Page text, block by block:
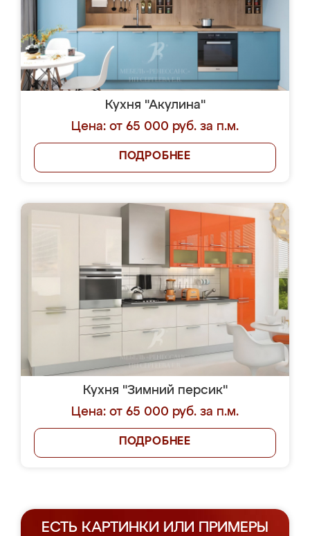
Кухня "Акулина"
Цена: от 65 000 руб. за п.м.
ПОДРОБНЕЕ
Кухня "Зимний персик"
Цена: от 65 000 руб. за п.м.
ПОДРОБНЕЕ
ЕСТЬ КАРТИНКИ ИЛИ ПРИМЕРЫ